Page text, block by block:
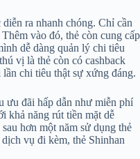
ra nhanh chóng. Chỉ cần
vào đó, thẻ còn cung cấp
dễ dàng quản lý chi tiêu
vị là thẻ còn có cashback
chi tiêu thật sự xứng đáng.
ưu đãi hấp dẫn như miễn phí
khả năng rút tiền mặt dễ
hơn một năm sử dụng thẻ
vụ đi kèm, thẻ Shinhan